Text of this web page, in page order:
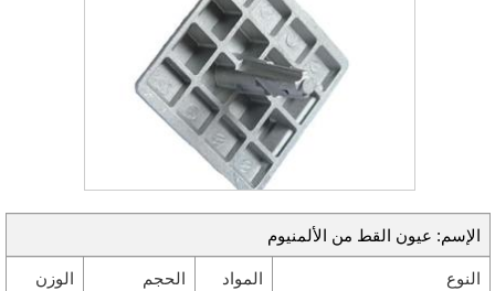
الإسم: عيون القط من الألمنيوم
النوع المواد الحجم الوزن